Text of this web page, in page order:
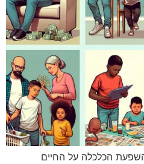
השפעת הכלכלה על החיים